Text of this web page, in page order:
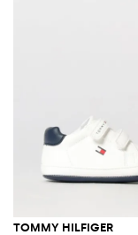
TOMMY HILFIGER